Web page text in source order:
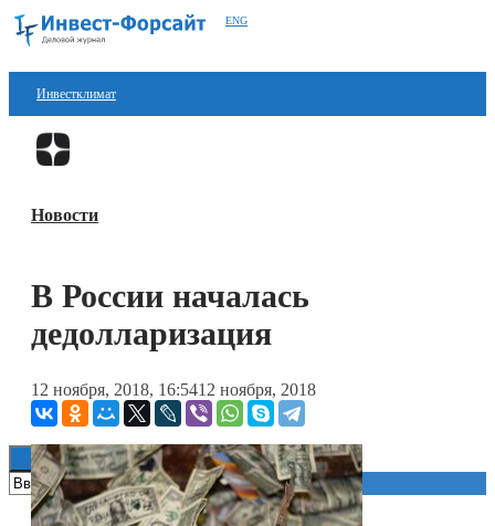
ENG
Инвестклимат
Финансы
Блокчейн
Книги
Новости
В России началась
дедолларизация
12 ноября, 2018, 16:5412 ноября, 2018